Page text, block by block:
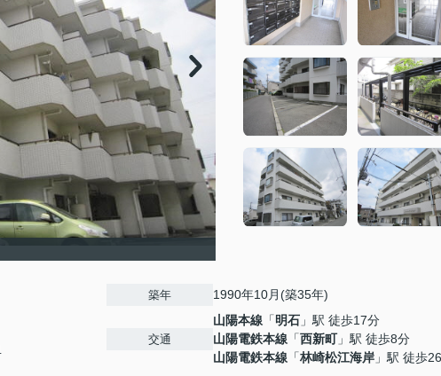
築年 1990年10月(築35年)
交通
山陽本線 「明石 」駅 徒歩17分
山陽電鉄本線 「西新町」駅 徒歩8分
山陽電鉄本線 「林崎松江海岸 」駅 徒歩